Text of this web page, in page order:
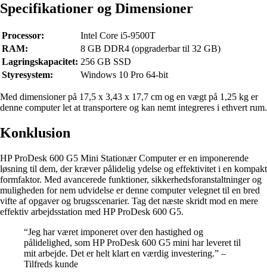
Specifikationer og Dimensioner
Processor:
Intel Core i5-9500T
RAM:
8 GB DDR4 (opgraderbar til 32 GB)
Lagringskapacitet: 256 GB SSD
Styresystem:
Windows 10 Pro 64-bit
Med dimensioner på 17,5 x 3,43 x 17,7 cm og en vægt på 1,25 kg er
denne computer let at transportere og kan nemt integreres i ethvert rum.
Konklusion
HP ProDesk 600 G5 Mini Stationær Computer er en imponerende
løsning til dem, der kræver pålidelig ydelse og effektivitet i en kompakt
formfaktor. Med avancerede funktioner, sikkerhedsforanstaltninger og
muligheden for nem udvidelse er denne computer velegnet til en bred
vifte af opgaver og brugsscenarier. Tag det næste skridt mod en mere
effektiv arbejdsstation med HP ProDesk 600 G5.
“Jeg har været imponeret over den hastighed og
pålidelighed, som HP ProDesk 600 G5 mini har leveret til
mit arbejde. Det er helt klart en værdig investering.” –
Tilfreds kunde